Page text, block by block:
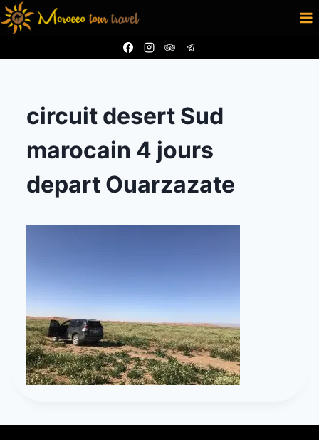
Aller
au
circuit desert Sud
marocain 4 jours
depart Ouarzazate